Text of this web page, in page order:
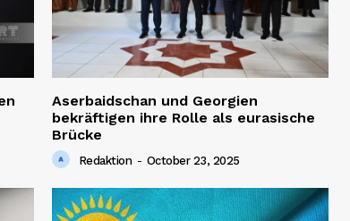
Aserbaidschan und Georgien
bekräftigen ihre Rolle als eurasische
Brücke
Redaktion - October 23, 2025